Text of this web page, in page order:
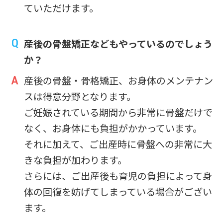
ていただけます。
産後の骨盤矯正などもやっているのでしょう
か？
産後の骨盤・骨格矯正、お身体のメンテナン
スは得意分野となります。
ご妊娠されている期間から非常に骨盤だけで
なく、お身体にも負担がかかっています。
それに加えて、ご出産時に骨盤への非常に大
きな負担が加わります。
さらには、ご出産後も育児の負担によって身
体の回復を妨げてしまっている場合がござい
ます。